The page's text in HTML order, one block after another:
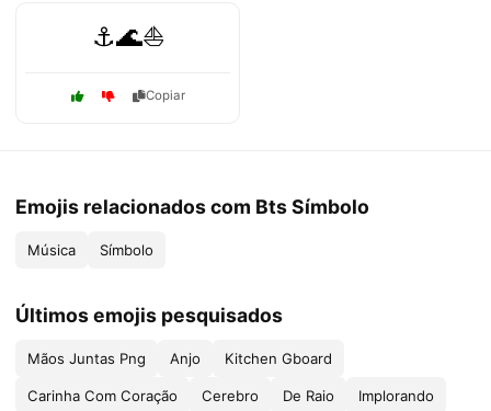
⚓🌊⛵
Copiar
Emojis relacionados com Bts Símbolo
Música Símbolo
Últimos emojis pesquisados
Mãos Juntas Png Anjo Kitchen Gboard
Carinha Com Coração Cerebro De Raio Implorando